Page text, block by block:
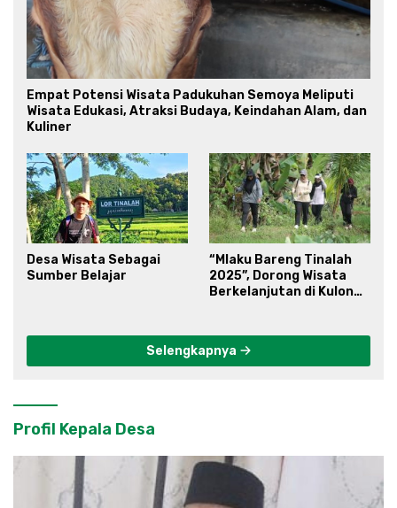
Empat Potensi Wisata Padukuhan Semoya Meliputi
Wisata Edukasi, Atraksi Budaya, Keindahan Alam, dan
Kuliner
Desa Wisata Sebagai
Sumber Belajar
“Mlaku Bareng Tinalah
2025”, Dorong Wisata
Berkelanjutan di Kulon
Selengkapnya
Profil Kepala Desa